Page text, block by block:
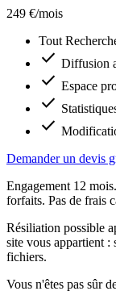
249 €/mois
Tout
check Diffusion
check Espace
check
check
Demander un devis
Engagement 12
forfaits. Pas de frais
Résiliation possible
site vous appartient :
fichiers.
Vous n'êtes pas sûr